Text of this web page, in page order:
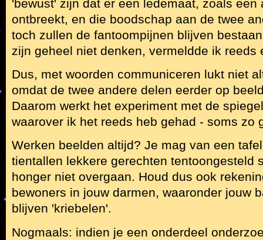
'bewust' zijn dat er een ledemaat, zoals een
ontbreekt, en die boodschap aan de twee
toch zullen de fantoompijnen blijven
zijn geheel niet denken, vermeldde ik reeds
Dus, met woorden communiceren lukt niet
omdat de twee andere delen eerder op
Daarom werkt het experiment met de
waarover ik het reeds heb gehad - soms zo
Werken beelden altijd? Je mag van een
tientallen lekkere gerechten tentoongesteld
honger niet overgaan. Houd dus ook
bewoners in jouw darmen, waaronder jouw
blijven 'kriebelen'.
Nogmaals: indien je een onderdeel